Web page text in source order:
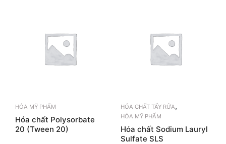
HÓA MỸ PHẨM
Hóa chất Polysorbate
20 (Tween 20)
HÓA CHẤT TẨY RỬA,
HÓA MỸ PHẨM
Hóa chất Sodium Lauryl
Sulfate SLS